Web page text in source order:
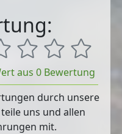
aus 0 Bewertung
durch unsere
uns und allen
mit.